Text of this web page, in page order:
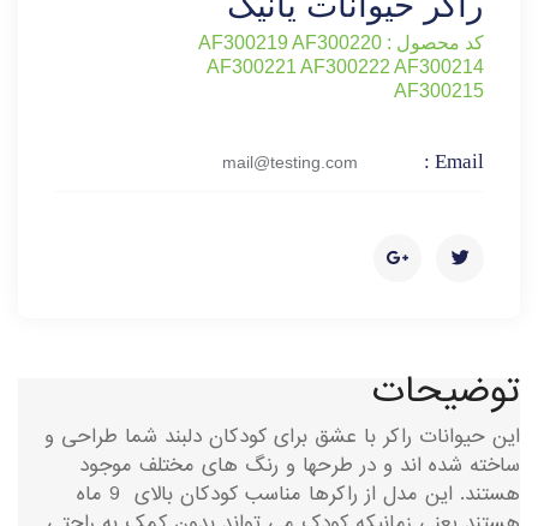
کد محصول : AF300219 AF300220
AF300221 AF300222 AF300214
AF300215
Email :
mail@testing.com
توضیحات
این حیوانات راکر با عشق برای کودکان دلبند شما طراحی و
ساخته شده اند و در طرحها و رنگ های مختلف موجود
هستند. این مدل از راکرها مناسب کودکان بالای 9 ماه